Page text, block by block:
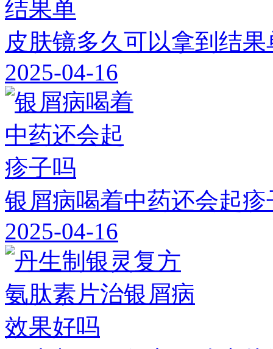
皮肤镜多久可以拿到结果
2025-04-16
银屑病喝着中药还会起疹
2025-04-16